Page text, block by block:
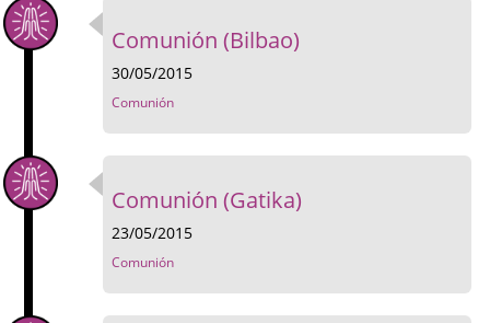
Comunión (Bilbao)
30/05/2015
Comunión
Comunión (Gatika)
23/05/2015
Comunión